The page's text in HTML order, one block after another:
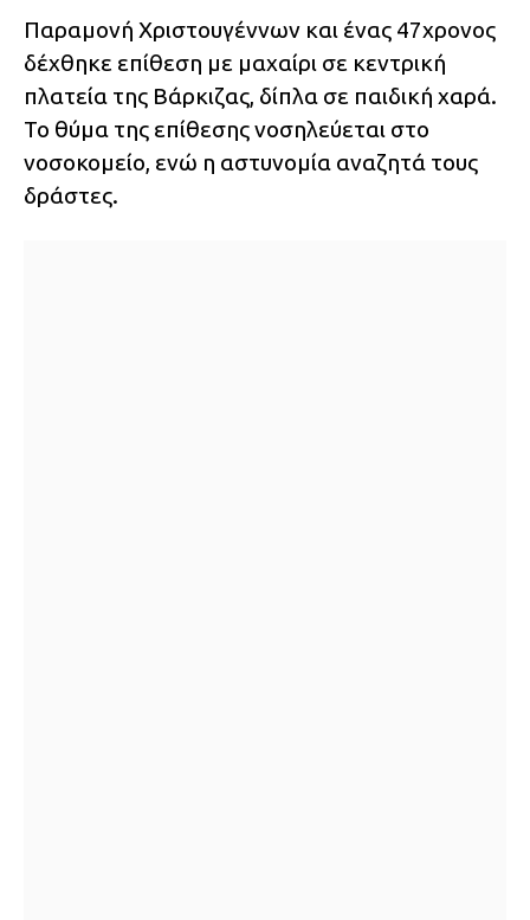
Παραμονή Χριστουγέννων και ένας 47χρονος
δέχθηκε επίθεση με μαχαίρι σε κεντρική
πλατεία της Βάρκιζας, δίπλα σε παιδική χαρά.
Το θύμα της επίθεσης νοσηλεύεται στο
νοσοκομείο, ενώ η αστυνομία αναζητά τους
δράστες.